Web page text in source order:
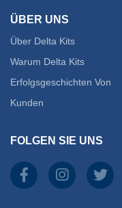
ÜBER UNS
Über Delta Kits
Warum Delta Kits
Erfolgsgeschichten Von
Kunden
FOLGEN SIE UNS